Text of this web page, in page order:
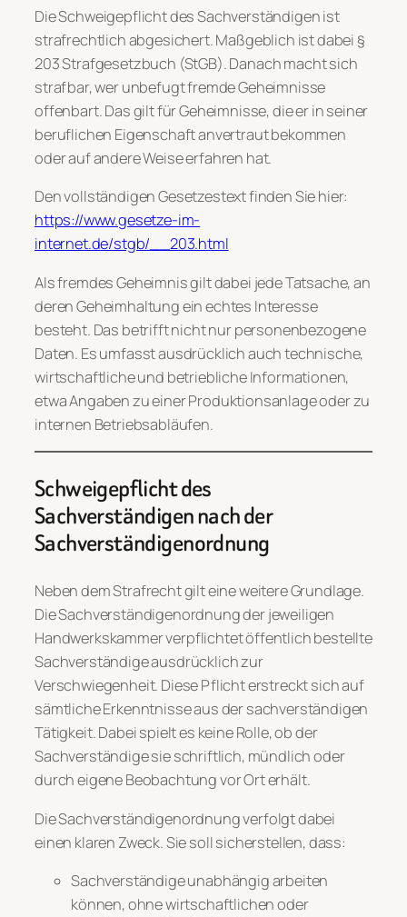
Die Schweigepflicht des Sachverständigen ist
strafrechtlich abgesichert. Maßgeblich ist dabei §
203 Strafgesetzbuch (StGB). Danach macht sich
strafbar, wer unbefugt fremde Geheimnisse
offenbart. Das gilt für Geheimnisse, die er in seiner
beruflichen Eigenschaft anvertraut bekommen
oder auf andere Weise erfahren hat.
Den vollständigen Gesetzestext finden Sie hier:
https://www.gesetze-im-
internet.de/stgb/__203.html
Als fremdes Geheimnis gilt dabei jede Tatsache, an
deren Geheimhaltung ein echtes Interesse
besteht. Das betrifft nicht nur personenbezogene
Daten. Es umfasst ausdrücklich auch technische,
wirtschaftliche und betriebliche Informationen,
etwa Angaben zu einer Produktionsanlage oder zu
internen Betriebsabläufen.
Schweigepflicht des
Sachverständigen nach der
Sachverständigenordnung
Neben dem Strafrecht gilt eine weitere Grundlage.
Die Sachverständigenordnung der jeweiligen
Handwerkskammer verpflichtet öffentlich bestellte
Sachverständige ausdrücklich zur
Verschwiegenheit. Diese Pflicht erstreckt sich auf
sämtliche Erkenntnisse aus der sachverständigen
Tätigkeit. Dabei spielt es keine Rolle, ob der
Sachverständige sie schriftlich, mündlich oder
durch eigene Beobachtung vor Ort erhält.
Die Sachverständigenordnung verfolgt dabei
einen klaren Zweck. Sie soll sicherstellen, dass:
Sachverständige unabhängig arbeiten
können, ohne wirtschaftlichen oder